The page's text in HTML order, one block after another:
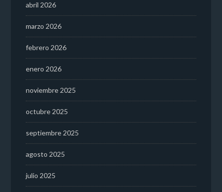
abril 2026
marzo 2026
febrero 2026
enero 2026
noviembre 2025
octubre 2025
septiembre 2025
agosto 2025
julio 2025